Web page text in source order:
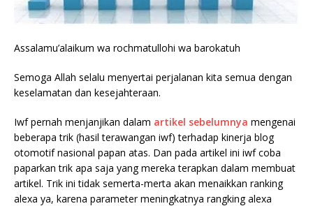
Assalamu’alaikum wa rochmatullohi wa barokatuh
Semoga Allah selalu menyertai perjalanan kita semua dengan
keselamatan dan kesejahteraan.
Iwf pernah menjanjikan dalam artikel sebelumnya mengenai
beberapa trik (hasil terawangan iwf) terhadap kinerja blog
otomotif nasional papan atas. Dan pada artikel ini iwf coba
paparkan trik apa saja yang mereka terapkan dalam membuat
artikel. Trik ini tidak semerta-merta akan menaikkan ranking
alexa ya, karena parameter meningkatnya rangking alexa